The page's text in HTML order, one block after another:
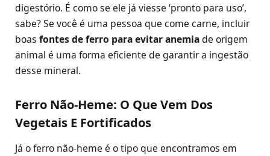
digestório. É como se ele já viesse ‘pronto para uso’,
sabe? Se você é uma pessoa que come carne, incluir
boas fontes de ferro para evitar anemiade origem
animal é uma forma eficiente de garantir a ingestão
desse mineral.
Ferro Não-Heme: O Que Vem Dos
Vegetais E Fortificados
Já o ferro não-heme é o tipo que encontramos em